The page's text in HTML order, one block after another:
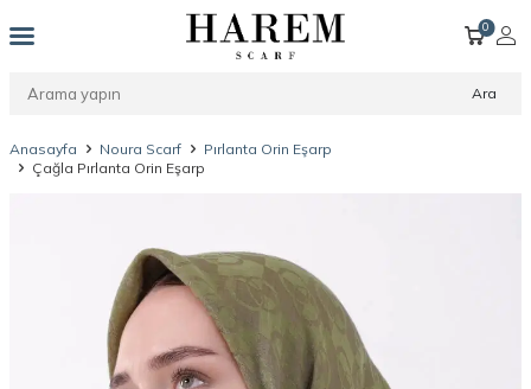
Ara
0
Anasayfa Noura Scarf
Pırlanta Orin Eşarp
Çağla Pırlanta Orin Eşarp